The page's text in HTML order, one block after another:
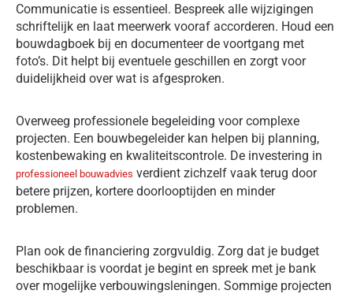
Communicatie is essentieel. Bespreek alle wijzigingen
schriftelijk en laat meerwerk vooraf accorderen. Houd een
bouwdagboek bij en documenteer de voortgang met
foto’s. Dit helpt bij eventuele geschillen en zorgt voor
duidelijkheid over wat is afgesproken.
Overweeg professionele begeleiding voor complexe
projecten. Een bouwbegeleider kan helpen bij planning,
kostenbewaking en kwaliteitscontrole. De investering in
professioneel bouwadvies verdient zichzelf vaak terug door
betere prijzen, kortere doorlooptijden en minder
problemen.
Plan ook de financiering zorgvuldig. Zorg dat je budget
beschikbaar is voordat je begint en spreek met je bank
over mogelijke verbouwingsleningen. Sommige projecten